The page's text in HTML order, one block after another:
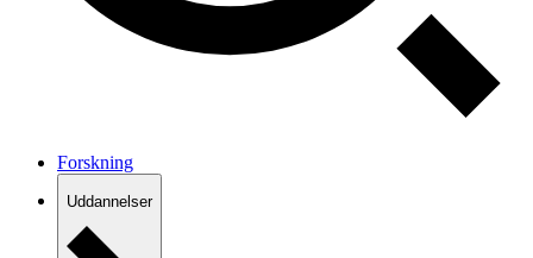
Forskning
Uddannelser